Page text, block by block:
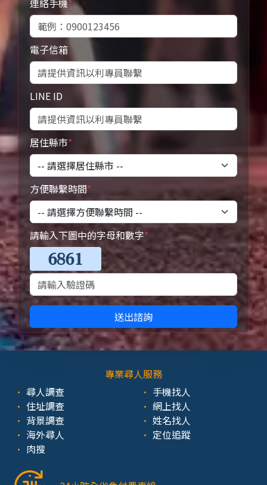
連絡手機*
電子信箱
LINE ID
居住縣市*
方便聯繫時間*
請輸入下圖中的字母和數字*
送出諮詢
專業尋人服務
尋人調查
住址調查
背景調查
海外尋人
肉搜
手機找人
網上找人
姓名找人
定位追蹤